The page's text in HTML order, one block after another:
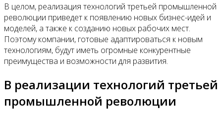
В целом, реализация технологий третьей промышленной
революции приведет к появлению новых бизнес-идей и
моделей, а также к созданию новых рабочих мест.
Поэтому компании, готовые адаптироваться к новым
технологиям, будут иметь огромные конкурентные
преимущества и возможности для развития.
В реализации технологий третьей
промышленной революции